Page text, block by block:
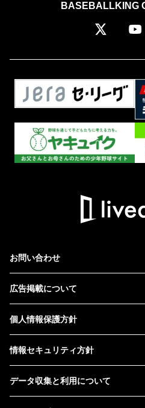
BASEBALLKING
お問い合わせ
広告掲載について
個人情報保護方針
情報セキュリティ方針
データ収集と利用について